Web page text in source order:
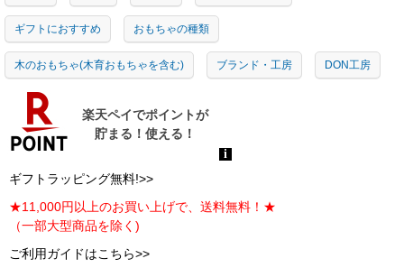
ギフトにおすすめ おもちゃの種類
木のおもちゃ(木育おもちゃを含む) ブランド・工房 DON工房
ギフトラッピング無料!>>
★11,000円以上のお買い上げで、送料無料！★
（一部大型商品を除く)
ご利用ガイドはこちら>>